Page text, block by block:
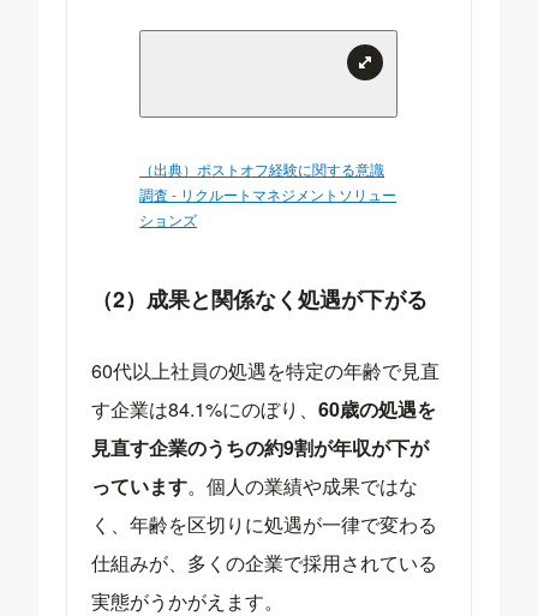
（出典）ポストオフ経験に関する意識
調査 - リクルートマネジメントソリュー
ションズ
（2）成果と関係なく処遇が下がる
60代以上社員の処遇を特定の年齢で見直
す企業は84.1%にのぼり、60歳の処遇を
見直す企業のうちの約9割が年収が下が
っています。個人の業績や成果ではな
く、年齢を区切りに処遇が一律で変わる
仕組みが、多くの企業で採用されている
実態がうかがえます。